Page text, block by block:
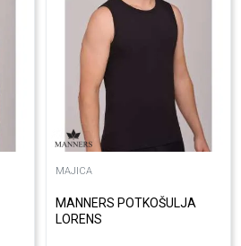
MAJICA
MANNERS POTKOŠULJA
LORENS